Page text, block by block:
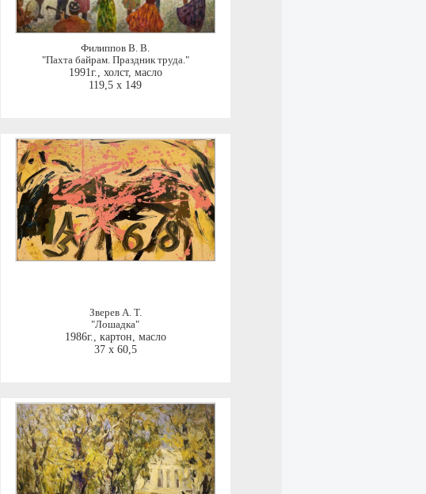
Филиппов В. В.
"Пахта байрам. Праздник труда."
1991г., холст, масло
119,5 x 149
Зверев А. Т.
"Лошадка"
1986г., картон, масло
37 x 60,5